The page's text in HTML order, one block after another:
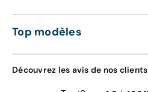
Top modèles
Découvrez les avis de nos clients